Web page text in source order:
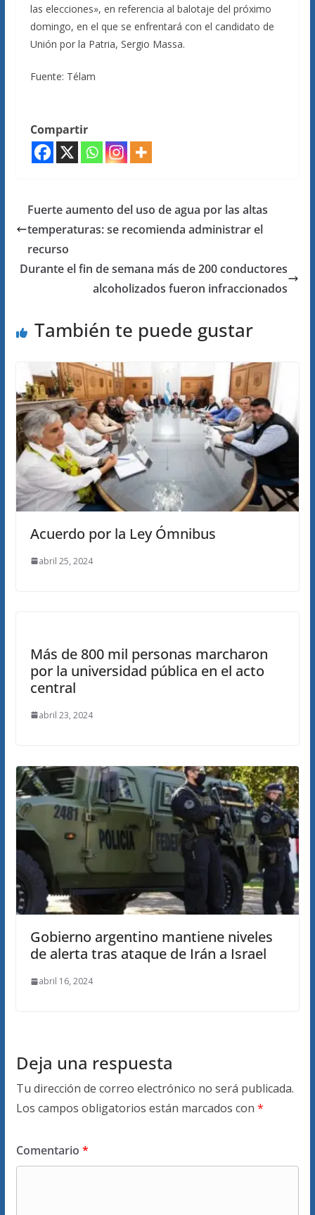
las elecciones», en referencia al balotaje del próximo
domingo, en el que se enfrentará con el candidato de
Unión por la Patria, Sergio Massa.
Fuente: Télam
Compartir
Fuerte aumento del uso de agua por las altas
temperaturas: se recomienda administrar el
recurso
Durante el fin de semana más de 200 conductores
alcoholizados fueron infraccionados
También te puede gustar
Acuerdo por la Ley Ómnibus
abril 25, 2024
Más de 800 mil personas marcharon
por la universidad pública en el acto
central
abril 23, 2024
Gobierno argentino mantiene niveles
de alerta tras ataque de Irán a Israel
abril 16, 2024
Deja una respuesta
Tu dirección de correo electrónico no será publicada.
Los campos obligatorios están marcados con *
Comentario *